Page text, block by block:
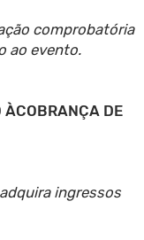
comprobatória
ao evento.
ÀCOBRANÇA DE
ingressos